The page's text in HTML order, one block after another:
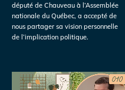
député de Chauveau à l’Assemblée
nationale du Québec, a accepté de
nous partager sa vision personnelle
de l’implication politique.